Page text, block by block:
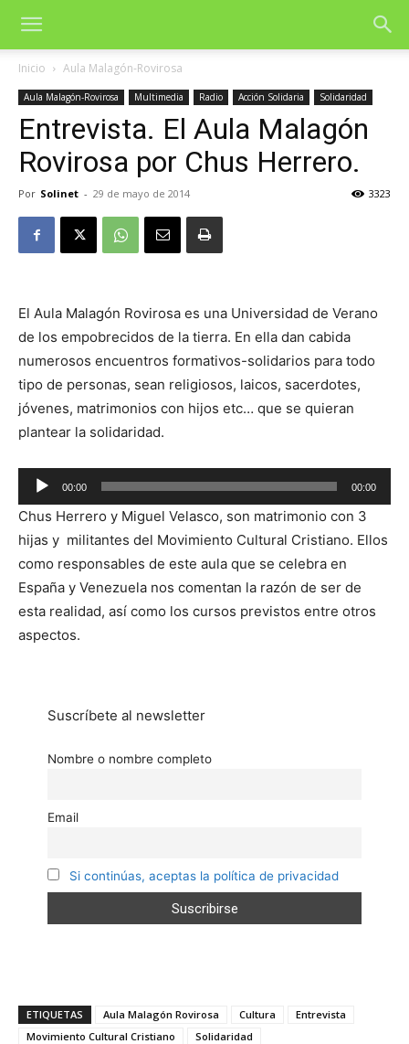
Inicio Aula Malagón-Rovirosa
Aula Malagón-Rovirosa Multimedia Radio Acción Solidaria Solidaridad
Entrevista. El Aula Malagón
Rovirosa por Chus Herrero.
Por Solinet - 29 de mayo de 2014 3323
El Aula Malagón Rovirosa es una Universidad de Verano
de los empobrecidos de la tierra. En ella dan cabida
numerosos encuentros formativos-solidarios para todo
tipo de personas, sean religiosos, laicos, sacerdotes,
jóvenes, matrimonios con hijos etc… que se quieran
plantear la solidaridad.
Reproductor
de
audio
00:00 00:00
Chus Herrero y Miguel Velasco, son matrimonio con 3
hijas y militantes del Movimiento Cultural Cristiano. Ellos
como responsables de este aula que se celebra en
España y Venezuela nos comentan la razón de ser de
esta realidad, así como los cursos previstos entre otros
aspectos.
Suscríbete al newsletter
Nombre o nombre completo
Email
Si continúas, aceptas la política de privacidad
ETIQUETAS Aula Malagón Rovirosa Cultura
Entrevista
Movimiento Cultural Cristiano
Solidaridad